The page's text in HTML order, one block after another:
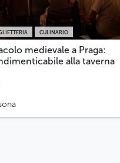
CULINARIO
medievale a Praga:
alla taverna